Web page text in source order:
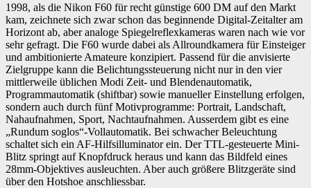
1998, als die Nikon F60 für recht günstige 600 DM auf den Markt
kam, zeichnete sich zwar schon das beginnende Digital-Zeitalter am
Horizont ab, aber analoge Spiegelreflexkameras waren nach wie vor
sehr gefragt. Die F60 wurde dabei als Allroundkamera für Einsteiger
und ambitionierte Amateure konzipiert. Passend für die anvisierte
Zielgruppe kann die Belichtungssteuerung nicht nur in den vier
mittlerweile üblichen Modi Zeit- und Blendenautomatik,
Programmautomatik (shiftbar) sowie manueller Einstellung erfolgen,
sondern auch durch fünf Motivprogramme: Portrait, Landschaft,
Nahaufnahmen, Sport, Nachtaufnahmen. Ausserdem gibt es eine
„Rundum soglos“-Vollautomatik. Bei schwacher Beleuchtung
schaltet sich ein AF-Hilfsilluminator ein. Der TTL-gesteuerte Mini-
Blitz springt auf Knopfdruck heraus und kann das Bildfeld eines
28mm-Objektives ausleuchten. Aber auch größere Blitzgeräte sind
über den Hotshoe anschliessbar.